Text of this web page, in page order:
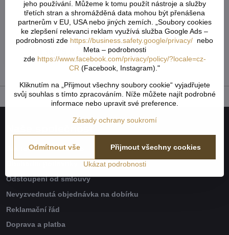
Olej arašídový 250ml Solio
792
Skladem - externí sklad
116,30 Kčbez DPH
Jak to všechno začalo
Odstoupení od smlouvy
Nevyzvednutá objednávka na dobírku
Reklamační řád
Doprava a platba
jeho používání. Můžeme k tomu použít nástroje a služby
třetích stran a shromážděná data mohou být přenášena
partnerům v EU, USA nebo jiných zemích. „Soubory cookies
ke zlepšení relevanci reklam využívá služba Google Ads –
podrobnosti zde https://business.safety.google/privacy/ nebo
Meta – podrobnosti
zde https://www.facebook.com/privacy/policy/?locale=cz-
CR (Facebook, Instagram)."
Kliknutím na „Přijmout všechny soubory cookie“ vyjadřujete
svůj souhlas s tímto zpracováním. Níže můžete najít podrobné
informace nebo upravit své preference.
Zásady ochrany soukromí
Ukázat podrobnosti
Přijmout všechny cookies
Odmítnout vše